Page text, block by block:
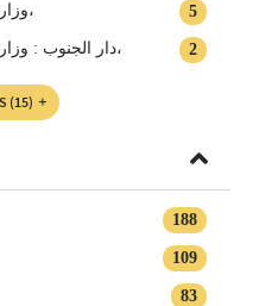
5 ‏وزارة الثقافة والمحافظة على التراث،
2 دار الجنوب : وزارة الثقافة والمحافظة على التراث،
(15)
188
109
83